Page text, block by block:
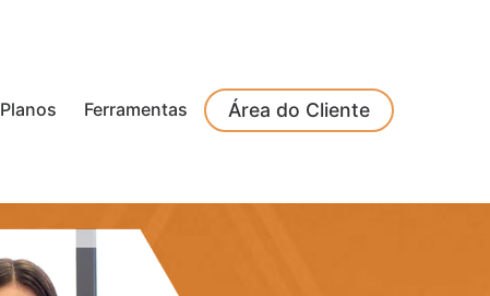
Planos Ferramentas Área do Cliente